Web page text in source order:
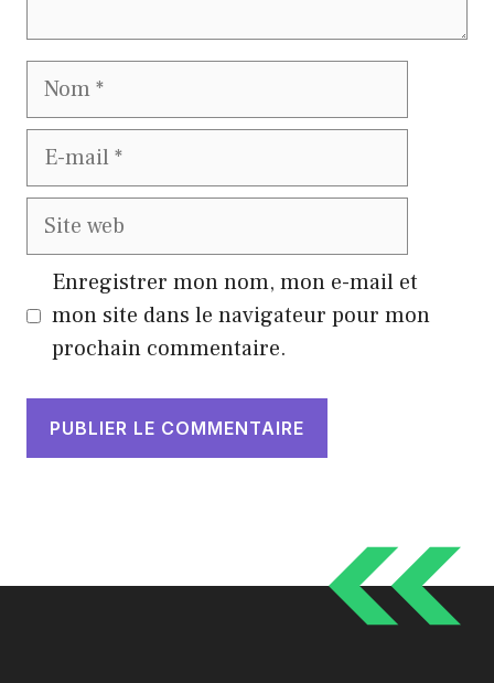
Nom
E-
Site
Enregistrer mon nom, mon e-mail et
mon site dans le navigateur pour mon
prochain commentaire.